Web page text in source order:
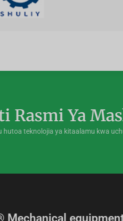
Rasmi Ya
hutoa teknolojia ya kitaalamu kwa
Mechanical